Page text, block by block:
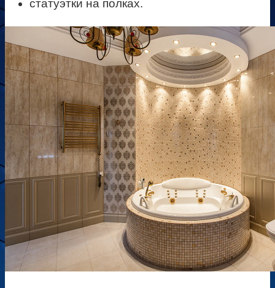
статуэтки на полках.